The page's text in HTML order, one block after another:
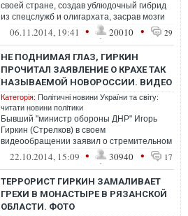
своей стране, создав ублюдочный гибрид
из спецслужб и олигархата, засрав мозги
неплохому, добродушному в трезв...
06.11.2014, 19:41 • 20010 • 29
НЕ ПОДНИМАЯ ГЛАЗ, ГИРКИН
ПРОЧИТАЛ ЗАЯВЛЕНИЕ О КРАХЕ ТАК
НАЗЫВАЕМОЙ НОВОРОССИИ. ВИДЕО
Категорія: Політичні новини України та світу:
читати новини політики
Бывший "министр обороны ДНР" Игорь
Гиркин (Стрелков) в своем
видеообращении заявил о стремительном
наступлении украинской армии и гибели
"Новороссии" ...
22.10.2014, 15:09 • 30940 • 17
ТЕРРОРИСТ ГИРКИН ЗАМАЛИВАЕТ
ГРЕХИ В МОНАСТЫРЕ В РЯЗАНСКОЙ
ОБЛАСТИ. ФОТО